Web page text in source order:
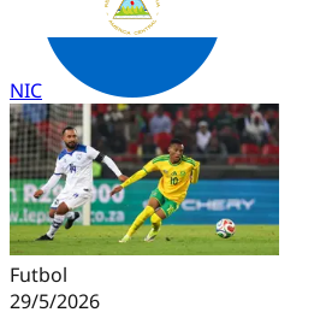
NIC
Futbol
29/5/2026